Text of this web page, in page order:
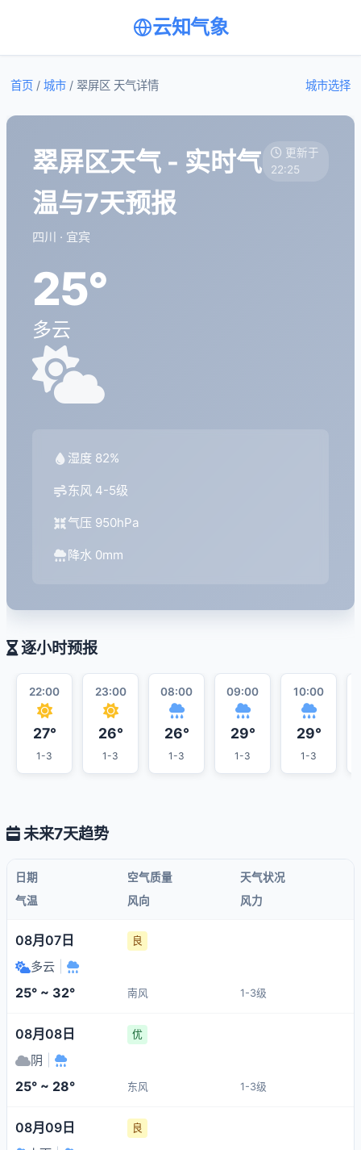
云知气象
城市选择
首页 / 城市 / 翠屏区 天气详情
翠屏区天气 - 实时气
温与7天预报
四川 · 宜宾
更新于
22:25
25°
多云
湿度 82%
东风 4-5级
气压 950hPa
降水 0mm
逐小时预报
22:00
27°
1-3
23:00
26°
1-3
08:00
26°
1-3
09:00
29°
1-3
10:00
29°
1-3
未来7天趋势
日期 空气质量
天气状况
气温
风向 风力
08月07日 良
多云
25° ~ 32° 南风 1-3级
08月08日 优
阴
25° ~ 28° 东风 1-3级
08月09日 良